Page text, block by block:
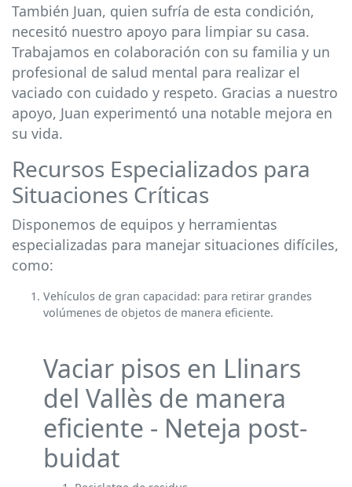
También Juan, quien sufría de esta condición,
necesitó nuestro apoyo para limpiar su casa.
Trabajamos en colaboración con su familia y un
profesional de salud mental para realizar el
vaciado con cuidado y respeto. Gracias a nuestro
apoyo, Juan experimentó una notable mejora en
su vida.
Recursos Especializados para
Situaciones Críticas
Disponemos de equipos y herramientas
especializadas para manejar situaciones difíciles,
como:
Vehículos de gran capacidad: para retirar grandes
volúmenes de objetos de manera eficiente.
Vaciar pisos en Llinars
del Vallès de manera
eficiente - Neteja post-
buidat